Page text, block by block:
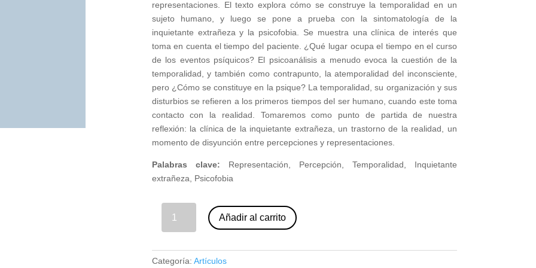
representaciones. El texto explora cómo se construye la temporalidad en un
sujeto humano, y luego se pone a prueba con la sintomatología de la
inquietante extrañeza y la psicofobia. Se muestra una clínica de interés que
toma en cuenta el tiempo del paciente. ¿Qué lugar ocupa el tiempo en el curso
de los eventos psíquicos? El psicoanálisis a menudo evoca la cuestión de la
temporalidad, y también como contrapunto, la atemporalidad del inconsciente,
pero ¿Cómo se constituye en la psique? La temporalidad, su organización y sus
disturbios se refieren a los primeros tiempos del ser humano, cuando este toma
contacto con la realidad. Tomaremos como punto de partida de nuestra
reflexión: la clínica de la inquietante extrañeza, un trastorno de la realidad, un
momento de disyunción entre percepciones y representaciones.
Palabras clave: Representación, Percepción, Temporalidad, Inquietante
extrañeza, Psicofobia
Añadir al carrito
Categoría: Artículos